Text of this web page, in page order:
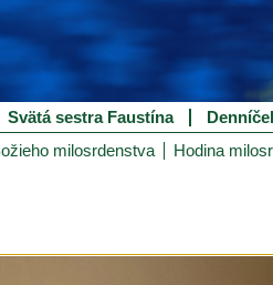
Svätá sestra Faustína
milosrdenstva Hodina